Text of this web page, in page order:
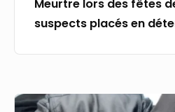
Meurtre lors des fêtes
suspects placés en
Meurtre